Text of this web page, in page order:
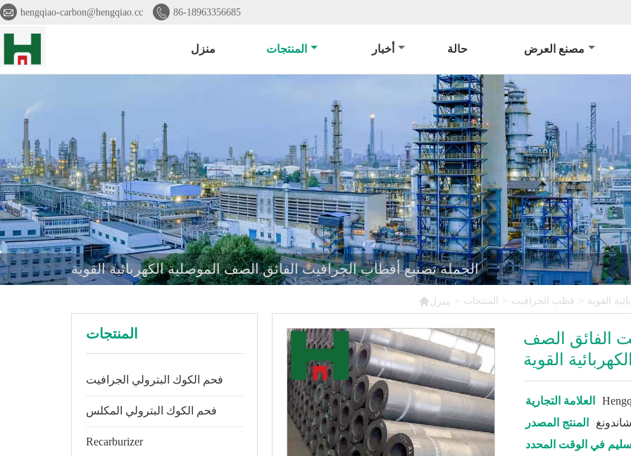
 hengqiao-carbon@hengqiao.cc  86-18963356685
منزل المنتجات أخبار حالة مصنع العرض
الجملة تصنيع أقطاب الجرافيت الفائق الصف الموصلية الكهربائية القوية
منزل > المنتجات > قطب الجرافيت > القوية
المنتجات
فحم الكوك البترولي الجرافيت
فحم الكوك البترولي المكلس
Recarburizer
الفائق الصف
القوية
العلامة التجارية
المنتج المصدر
شاندونغ
في الوقت المحدد